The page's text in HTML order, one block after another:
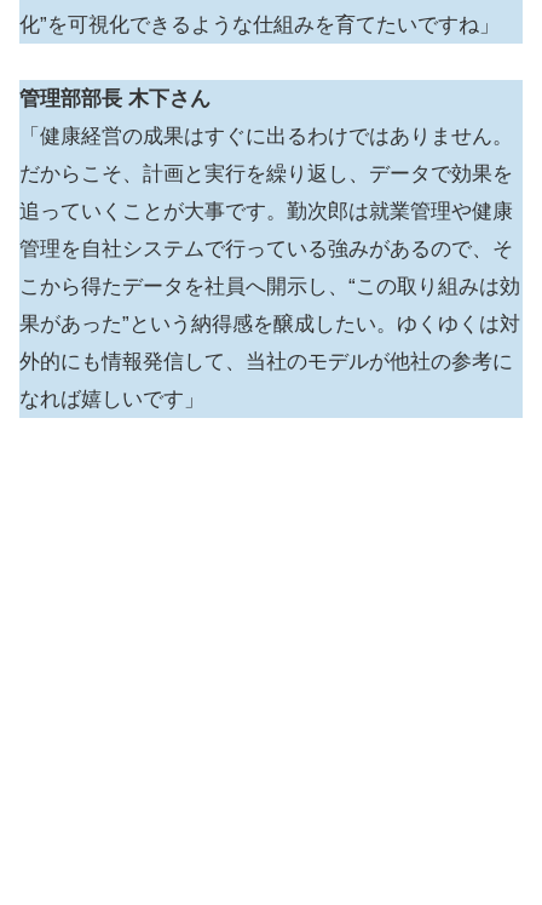
化”を可視化できるような仕組みを育てたいですね」
管理部部長 木下さん
「健康経営の成果はすぐに出るわけではありません。
だからこそ、計画と実行を繰り返し、データで効果を
追っていくことが大事です。勤次郎は就業管理や健康
管理を自社システムで行っている強みがあるので、そ
こから得たデータを社員へ開示し、“この取り組みは効
果があった”という納得感を醸成したい。ゆくゆくは対
外的にも情報発信して、当社のモデルが他社の参考に
なれば嬉しいです」